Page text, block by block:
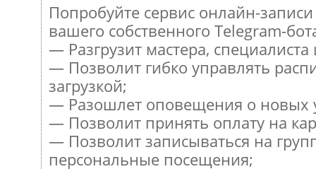
Попробуйте сервис онлайн-
вашего собственного Telegram-
— Разгрузит мастера,
— Позволит гибко управлять
загрузкой;
— Разошлет оповещения о новых
— Позволит принять оплату на
— Позволит записываться на
персональные посещения;